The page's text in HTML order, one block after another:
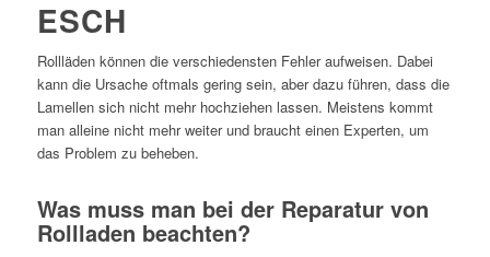
ESCH
Rollläden können die verschiedensten Fehler aufweisen. Dabei
kann die Ursache oftmals gering sein, aber dazu führen, dass die
Lamellen sich nicht mehr hochziehen lassen. Meistens kommt
man alleine nicht mehr weiter und braucht einen Experten, um
das Problem zu beheben.
Was muss man bei der Reparatur von
Rollladen beachten?